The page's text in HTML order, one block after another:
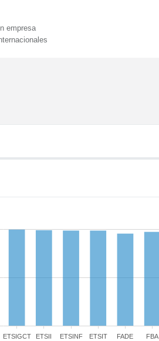
empresa
ETSIGCT ETSII ETSINF ETSIT FADE FBA